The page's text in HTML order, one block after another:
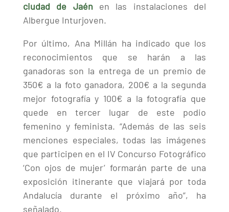
ciudad de Jaénen las instalaciones del
Albergue Inturjoven.
Por último, Ana Millán ha indicado que los
reconocimientos que se harán a las
ganadoras son la entrega de un premio de
350€ a la foto ganadora, 200€ a la segunda
mejor fotografía y 100€ a la fotografía que
quede en tercer lugar de este podio
femenino y feminista. “Además de las seis
menciones especiales, todas las imágenes
que participen en el IV Concurso Fotográfico
‘Con ojos de mujer’ formarán parte de una
exposición itinerante que viajará por toda
Andalucía durante el próximo año”, ha
señalado.